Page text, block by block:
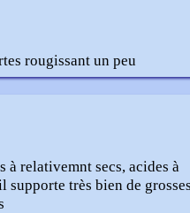
rougissant un peu
à relativemnt secs, acides à
supporte très bien de